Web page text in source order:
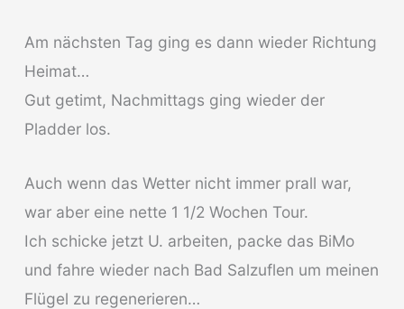
Am nächsten Tag ging es dann wieder Richtung
Heimat…
Gut getimt, Nachmittags ging wieder der
Pladder los.
Auch wenn das Wetter nicht immer prall war,
war aber eine nette 1 1/2 Wochen Tour.
Ich schicke jetzt U. arbeiten, packe das BiMo
und fahre wieder nach Bad Salzuflen um meinen
Flügel zu regenerieren…